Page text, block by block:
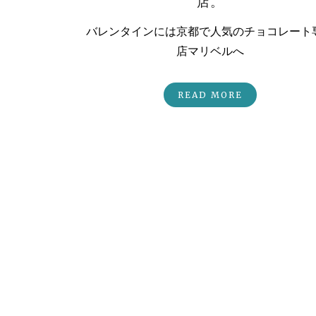
バレンタインには京都で人気のチョコレート
店マリベルへ
READ MORE